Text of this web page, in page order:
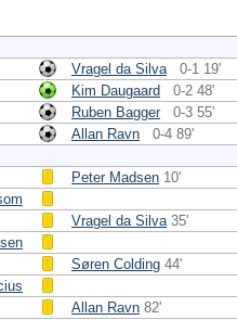
Vragel da Silva
0-1 19'
Kim Daugaard
0-2 48'
Ruben Bagger
0-3 55'
Allan Ravn
0-4 89'
Peter Madsen 10'
Vragel da Silva 35'
Søren Colding 44'
Allan Ravn 82'